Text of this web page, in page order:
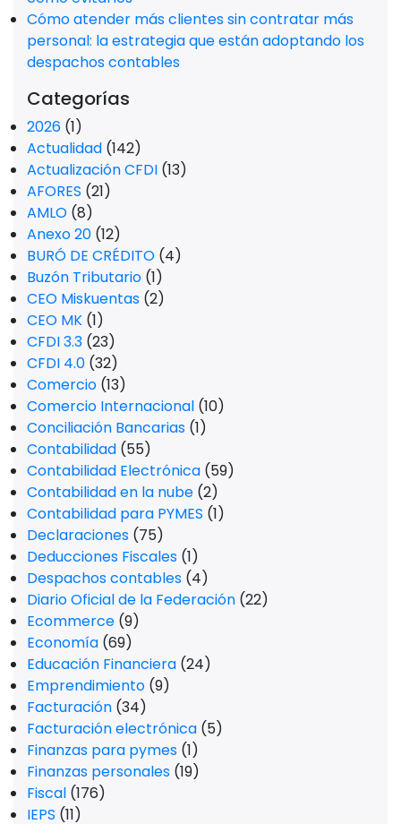
Cómo atender más clientes sin contratar más
personal: la estrategia que están adoptando los
despachos contables
Categorías
2026 (1)
Actualidad (142)
Actualización CFDI (13)
AFORES (21)
AMLO (8)
Anexo 20 (12)
BURÓ DE CRÉDITO (4)
Buzón Tributario (1)
CEO Miskuentas (2)
CEO MK (1)
CFDI 3.3 (23)
CFDI 4.0 (32)
Comercio (13)
Comercio Internacional (10)
Conciliación Bancarias (1)
Contabilidad (55)
Contabilidad Electrónica (59)
Contabilidad en la nube (2)
Contabilidad para PYMES (1)
Declaraciones (75)
Deducciones Fiscales (1)
Despachos contables (4)
Diario Oficial de la Federación (22)
Ecommerce (9)
Economía (69)
Educación Financiera (24)
Emprendimiento (9)
Facturación (34)
Facturación electrónica (5)
Finanzas para pymes (1)
Finanzas personales (19)
Fiscal (176)
IEPS (11)